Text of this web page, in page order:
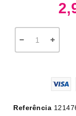
Referência